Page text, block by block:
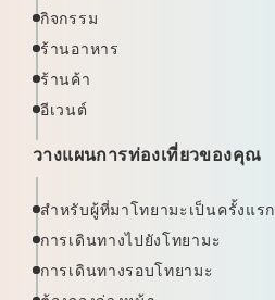
กิจกรรม
ร้านอาหาร
ร้านค้า
อีเวนต์
วางแผนการท่องเที่ยวของคุณ
สำหรับผู้ที่มาโทยามะเป็นครั้งแรก
การเดินทางไปยังโทยามะ
การเดินทางรอบโทยามะ